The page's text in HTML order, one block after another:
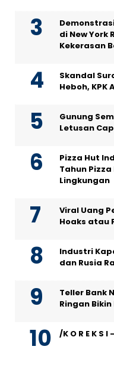
di New York
Kekerasan
Skandal
Heboh,
Gunung
Letusan
Pizza Hut
Tahun
Lingkungan
Viral Uang
Hoaks atau
Industri
dan Rusia
Teller Bank
Ringan
/K O R E K S